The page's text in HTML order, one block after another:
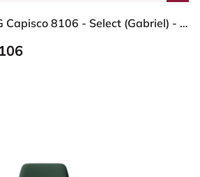
HÅG Capisco 8106 - Select (Gabriel) - Wolle / Polyamid - SC68209 - Dark green - Weiß - 200 mm (Sitzhöhe 46-64cm) - Weiche Rollen für harte Böden